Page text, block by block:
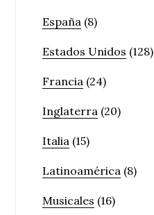
España (8)
Estados Unidos (128)
Francia (24)
Inglaterra (20)
Italia (15)
Latinoamérica (8)
Musicales (16)